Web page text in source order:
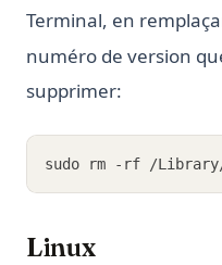
Terminal, en
numéro de version
supprimer:
sudo rm -rf /Library/
Linux